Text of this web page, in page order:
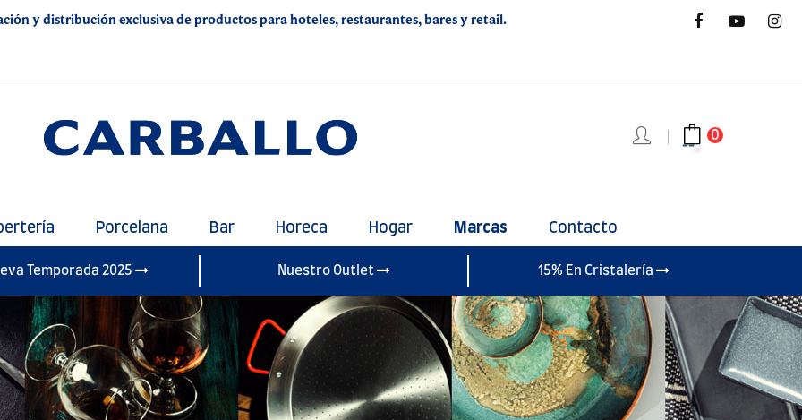
y distribución exclusiva de productos para hoteles, restaurantes, bares y retail.
0
Porcelana Bar Horeca Hogar Marcas Contacto
Temporada 2025 Nuestro Outlet 15% En Cristalería